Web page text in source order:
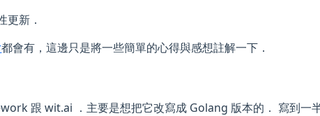
更新．
都會有，這邊只是將一些簡單的心得與感想註解一下．
跟 wit.ai ．主要是想把它改寫成 Golang 版本的． 寫到一